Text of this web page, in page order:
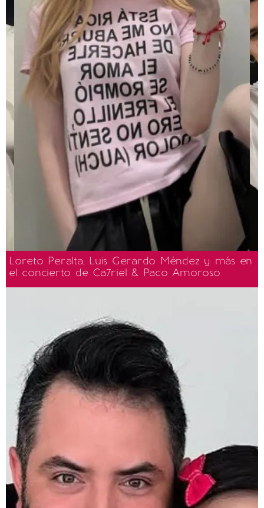
Loreto Peralta, Luis Gerardo Méndez y más en
el concierto de Ca7riel & Paco Amoroso